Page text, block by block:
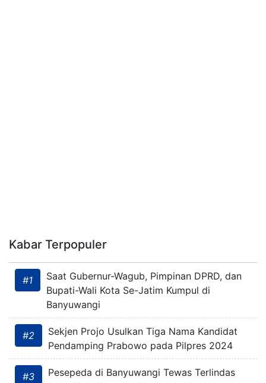
Kabar Terpopuler
#1
Saat Gubernur-Wagub, Pimpinan DPRD, dan
Bupati-Wali Kota Se-Jatim Kumpul di
Banyuwangi
#2
Sekjen Projo Usulkan Tiga Nama Kandidat
Pendamping Prabowo pada Pilpres 2024
#3
Pesepeda di Banyuwangi Tewas Terlindas